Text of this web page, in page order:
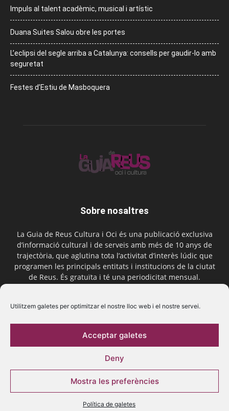
Utilitzem galetes per optimitzar el nostre lloc web i el nostre servei.
Acceptar galetes
Deny
Mostra les preferències
Política de galetes
Impuls al talent acadèmic, musical i artístic
Duana Suites Salou obre les portes
L’eclipsi del segle arriba a Catalunya: consells per gaudir-lo amb
seguretat
Festes d’Estiu de Masboquera
Sobre nosaltres
La Guia de Reus Cultura i Oci és una publicació exclusiva
d’informació cultural i de serveis amb més de 10 anys de
trajectòria, que aglutina tota l’activitat d’interès lúdic que
programen les principals entitats i institucions de la ciutat
de Reus. És gratuïta i té una periodicitat mensual.
Segueix-nos
© 2016 La Guia de Reus | Creada per Be Marketing